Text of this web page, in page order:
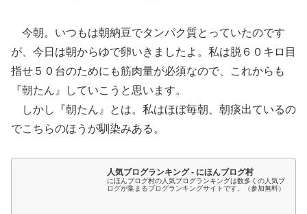
今朝。いつもは朝納豆でタンパク質とっていたのです
が、今日は朝からゆで卵いきましたよ。私は脱６０キロ目
指せ５０台のためにも筋肉量が必須なので、これからも
『朝たん』していこうと思います。
しかし『朝たん』とは。私はほぼ毎朝、朝痰出ているの
でこちらのほうが馴染みある。
人気ブログランキング - にほんブログ村
にほんブログ村の人気ブログランキングは数多くの人気ブ
ログが集まるブログランキングサイトです。（参加無料）